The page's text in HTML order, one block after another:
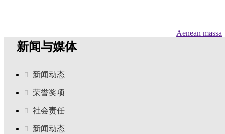
Aenean massa
新闻与媒体
新闻动态
荣誉奖项
社会责任
新闻动态